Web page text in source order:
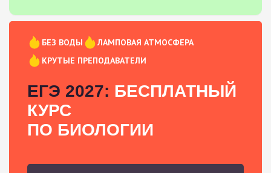
БЕЗ ВОДЫ
ЛАМПОВАЯ АТМОСФЕРА
КРУТЫЕ ПРЕПОДАВАТЕЛИ
ЕГЭ 2027: БЕСПЛАТНЫЙ
КУРС
ПО БИОЛОГИИ